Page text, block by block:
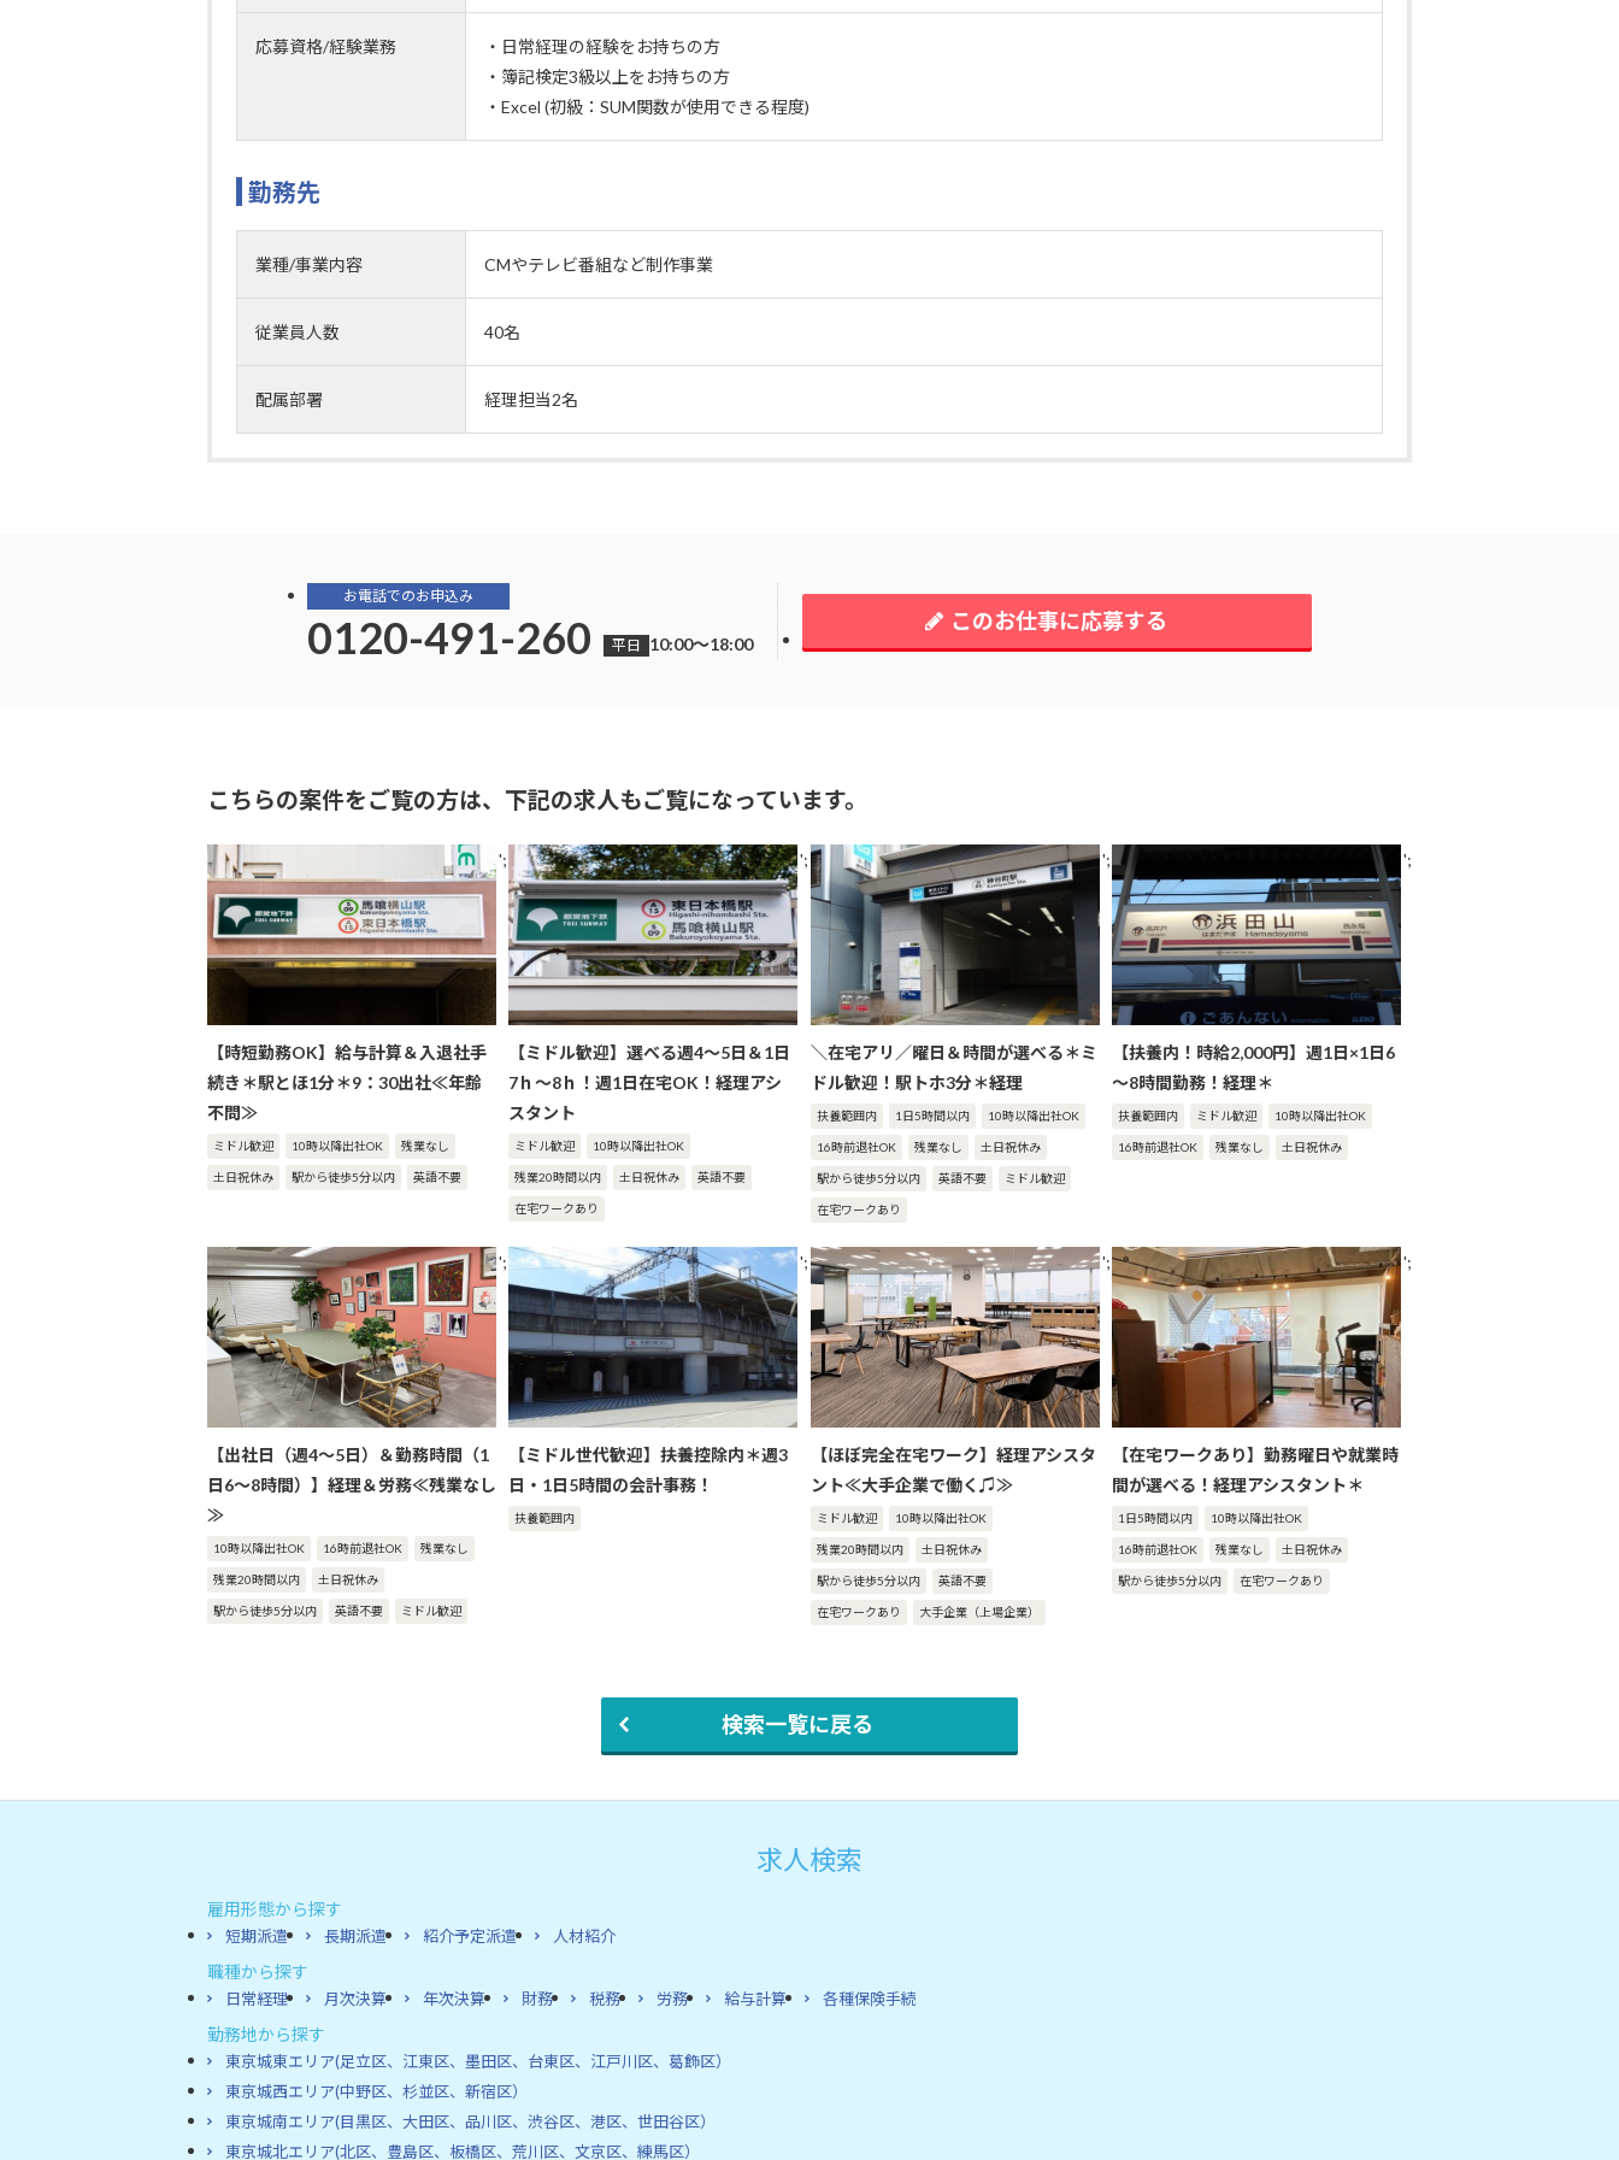
応募資格/経験業務
・日常経理の経験をお持ちの方
・簿記検定3級以上をお持ちの方
・Excel (初級：SUM関数が使用できる程度)
勤務先
業種/事業内容 CMやテレビ番組など制作事業
従業員人数 40名
配属部署 経理担当2名
お電話でのお申込み
0120-491-260 平日 10:00～18:00
このお仕事に応募する
こちらの案件をご覧の方は、下記の求人もご覧になっています。
【時短勤務OK】給与計算＆入退社手
続き＊駅とほ1分＊9：30出社≪年齢
不問≫
ミドル歓迎 10時以降出社OK 残業なし
土日祝休み 駅から徒歩5分以内 英語不要
';
【ミドル歓迎】選べる週4～5日＆1日
7ｈ～8ｈ！週1日在宅OK！経理アシ
スタント
ミドル歓迎 10時以降出社OK
残業20時間以内 土日祝休み 英語不要
在宅ワークあり
';
＼在宅アリ／曜日＆時間が選べる＊ミ
ドル歓迎！駅トホ3分＊経理
扶養範囲内 1日5時間以内 10時以降出社OK
16時前退社OK 残業なし 土日祝休み
駅から徒歩5分以内 英語不要 ミドル歓迎
在宅ワークあり
';
【扶養内！時給2,000円】週1日×1日6
～8時間勤務！経理＊
扶養範囲内 ミドル歓迎 10時以降出社OK
16時前退社OK 残業なし 土日祝休み
';
【出社日（週4～5日）＆勤務時間（1
日6～8時間）】経理＆労務≪残業なし
≫
10時以降出社OK 16時前退社OK 残業なし
残業20時間以内 土日祝休み
駅から徒歩5分以内 英語不要 ミドル歓迎
';
【ミドル世代歓迎】扶養控除内＊週3
日・1日5時間の会計事務！
扶養範囲内
';
【ほぼ完全在宅ワーク】経理アシスタ
ント≪大手企業で働く♫≫
ミドル歓迎 10時以降出社OK
残業20時間以内 土日祝休み
駅から徒歩5分以内 英語不要
在宅ワークあり 大手企業（上場企業）
';
【在宅ワークあり】勤務曜日や就業時
間が選べる！経理アシスタント＊
1日5時間以内 10時以降出社OK
16時前退社OK 残業なし 土日祝休み
駅から徒歩5分以内 在宅ワークあり
';
検索一覧に戻る
求人検索
雇用形態から探す
短期派遣 長期派遣 紹介予定派遣 人材紹介
職種から探す
日常経理 月次決算 年次決算 財務 税務 労務 給与計算 各種保険手続
勤務地から探す
東京城東エリア(足立区、江東区、墨田区、台東区、江戸川区、葛飾区）
東京城西エリア(中野区、杉並区、新宿区）
東京城南エリア(目黒区、大田区、品川区、渋谷区、港区、世田谷区）
東京城北エリア(北区、豊島区、板橋区、荒川区、文京区、練馬区）